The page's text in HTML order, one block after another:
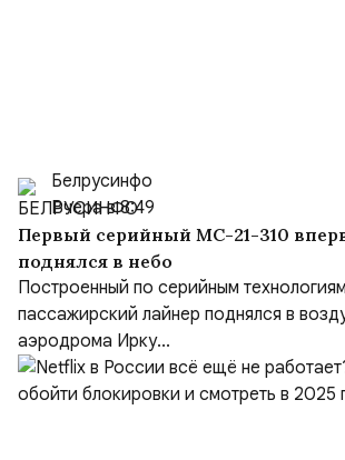
Белрусинфо
Вчера в 8:49
Первый серийный МС-21-310
поднялся в небо
Построенный по серийным технологиям
пассажирский лайнер поднялся в
аэродрома Ирку...